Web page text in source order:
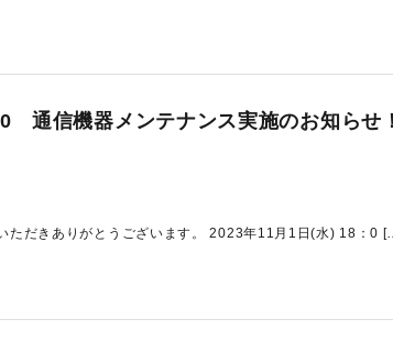
通信機器メンテナンス実施のお知らせ！
ただきありがとうございます。 2023年11月1日(水) 18：0